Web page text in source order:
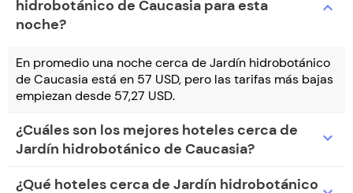
hidrobotánico de Caucasia para esta
noche?
expand_more
En promedio una noche cerca de Jardín hidrobotánico
de Caucasia está en 57 USD, pero las tarifas más bajas
empiezan desde 57,27 USD.
¿Cuáles son los mejores hoteles cerca de
Jardín hidrobotánico de Caucasia?
expand_more
¿Qué hoteles cerca de Jardín hidrobotánico